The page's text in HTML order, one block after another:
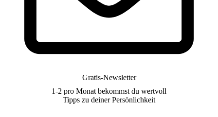
Gratis-Newsletter
1-2 pro Monat bekommst du wertvoll
Tipps zu deiner Persönlichkeit